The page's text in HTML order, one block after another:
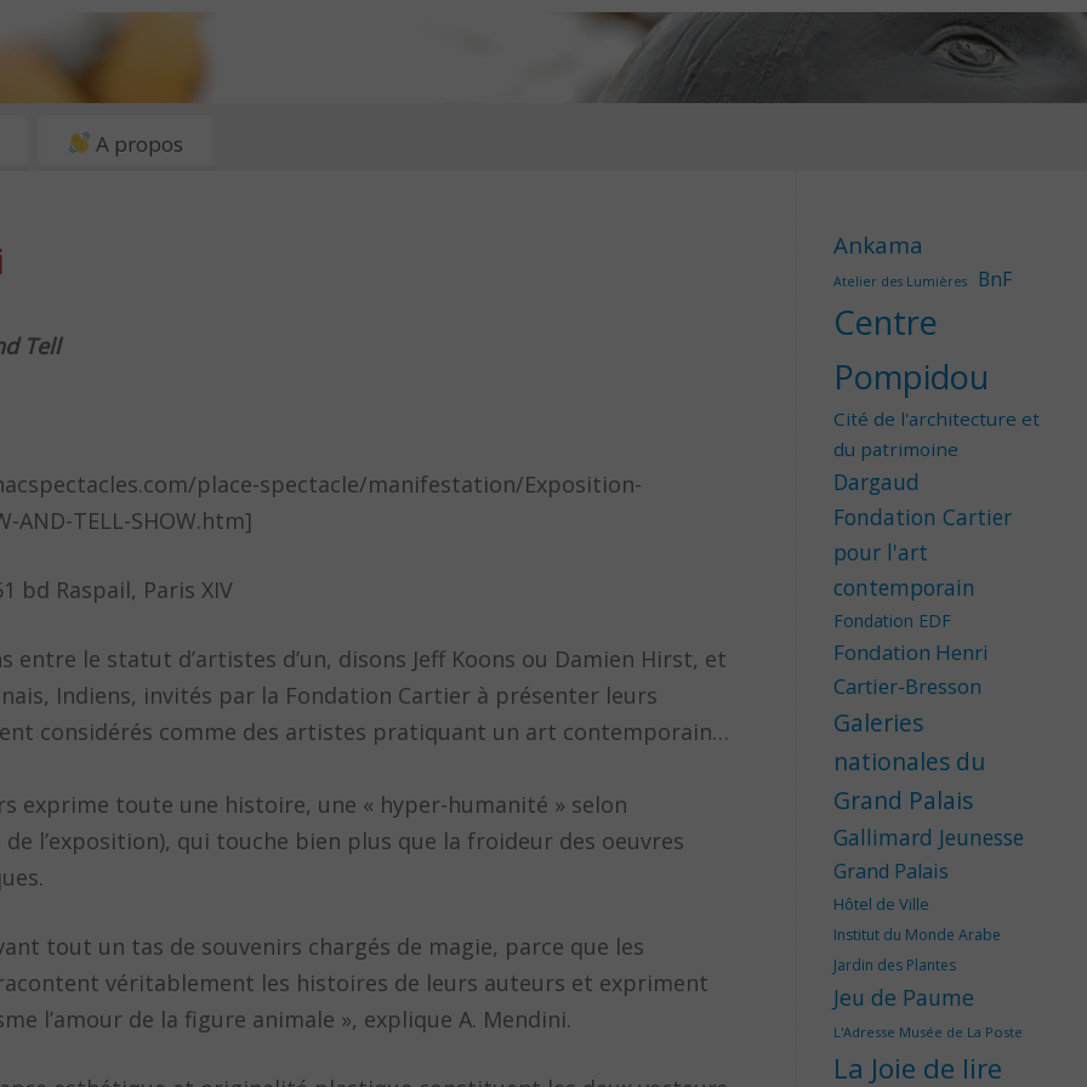
A propos
Tell
place-spectacle/manifestation/Exposition-
AND-TELL-SHOW.htm]
bd Raspail, Paris XIV
le statut d’artistes d’un, disons Jeff Koons ou Damien Hirst, et
Indiens, invités par la Fondation Cartier à présenter leurs
considérés comme des artistes pratiquant un art contemporain…
exprime toute une histoire, une « hyper-humanité » selon
l’exposition), qui touche bien plus que la froideur des oeuvres
tout un tas de souvenirs chargés de magie, parce que les
véritablement les histoires de leurs auteurs et expriment
l’amour de la figure animale », explique A. Mendini.
Ankama
Atelier des Lumières BnF
Centre
Pompidou
Cité de l'architecture et
du patrimoine
Dargaud
Fondation Cartier
pour l'art
contemporain
Fondation EDF
Fondation Henri
Cartier-Bresson
Galeries
nationales du
Grand Palais
Gallimard Jeunesse
Grand Palais
Hôtel de Ville
Institut du Monde Arabe
Jardin des Plantes
Jeu de Paume
L'Adresse Musée de La Poste
La Joie de lire